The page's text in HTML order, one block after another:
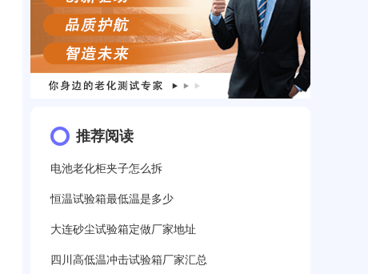
推荐阅读
电池老化柜夹子怎么拆
恒温试验箱最低温是多少
大连砂尘试验箱定做厂家地址
四川高低温冲击试验箱厂家汇总